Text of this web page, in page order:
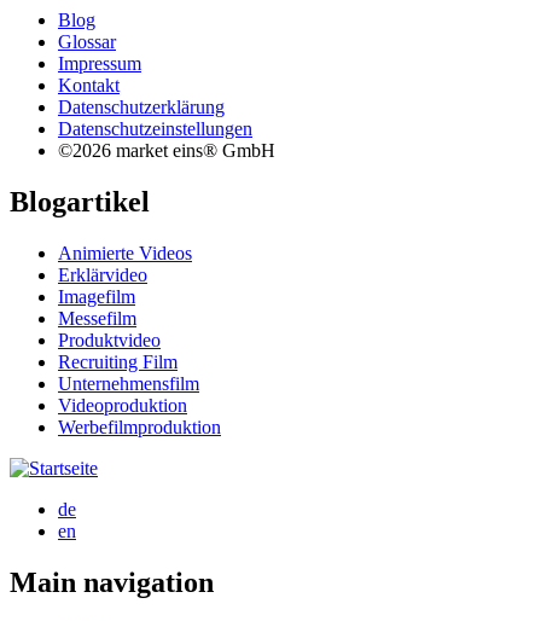
Blog
Glossar
Impressum
Kontakt
Datenschutzerklärung
Datenschutzeinstellungen
©2026 market eins® GmbH
Blogartikel
Animierte Videos
Erklärvideo
Imagefilm
Messefilm
Produktvideo
Recruiting Film
Unternehmensfilm
Videoproduktion
Werbefilmproduktion
de
en
Main navigation